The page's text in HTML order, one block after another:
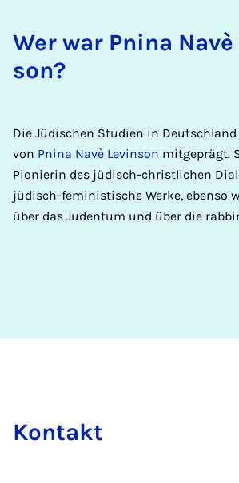
Wer war Pn­ina
son?
Die Jüdischen Studien in
von Pnina Navè Levinson mitgeprägt.
Pionierin des jüdisch-christlichen
jüdisch-feministische Werke, ebenso
über das Judentum und über die
Kon­takt